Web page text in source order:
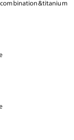
combination&titanium